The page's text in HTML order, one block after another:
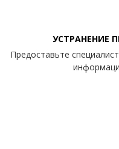
УСТРАНЕНИЕ
Предоставьте